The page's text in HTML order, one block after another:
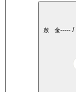
敷 金----- /